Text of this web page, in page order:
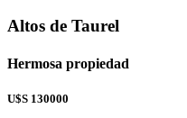
Altos de Taurel
Hermosa propiedad
U$S 130000